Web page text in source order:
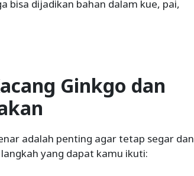
bisa dijadikan bahan dalam kue, pai,
Ginkgo dan
adalah penting agar tetap segar dan
yang dapat kamu ikuti: